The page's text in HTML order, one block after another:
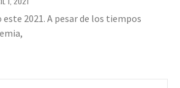
2021. A pesar de los tiempos